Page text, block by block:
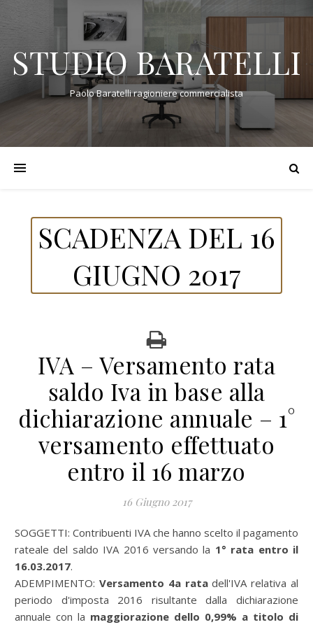
STUDIO BARATELLI
Paolo Baratelli ragioniere commercialista
SCADENZA DEL 16
GIUGNO 2017
IVA – Versamento rata
saldo Iva in base alla
dichiarazione annuale – 1°
versamento effettuato
entro il 16 marzo
16 Giugno 2017
SOGGETTI: Contribuenti IVA che hanno scelto il pagamento
rateale del saldo IVA 2016 versando la 1° rata entro il
16.03.2017.
ADEMPIMENTO: Versamento 4a ratadell'IVA relativa al
periodo d'imposta 2016 risultante dalla dichiarazione
annuale con la maggiorazione dello 0,99% a titolo di